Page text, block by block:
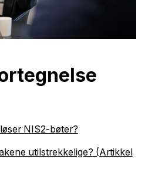
NIS2-bøter?
utilstrekkelige? (Artikkel